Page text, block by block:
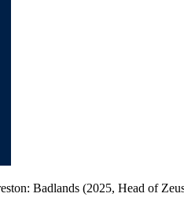
Badlands (2025, Head of